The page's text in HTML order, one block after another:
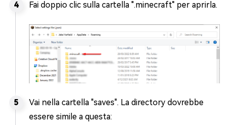
Fai doppio clic sulla cartella ".minecraft" per aprirla.
Vai nella cartella "saves". La directory dovrebbe
essere simile a questa: